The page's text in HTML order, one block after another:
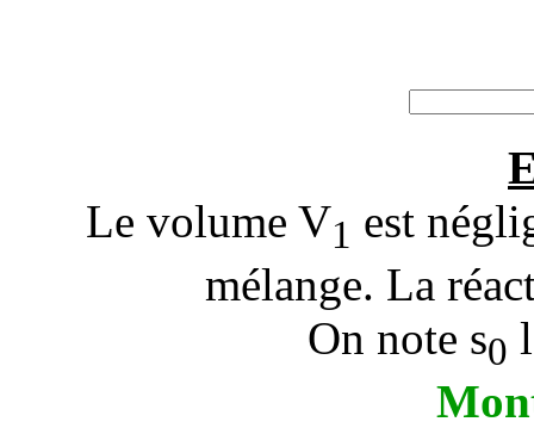
Le volume V1 est
mélange. La
On note s0